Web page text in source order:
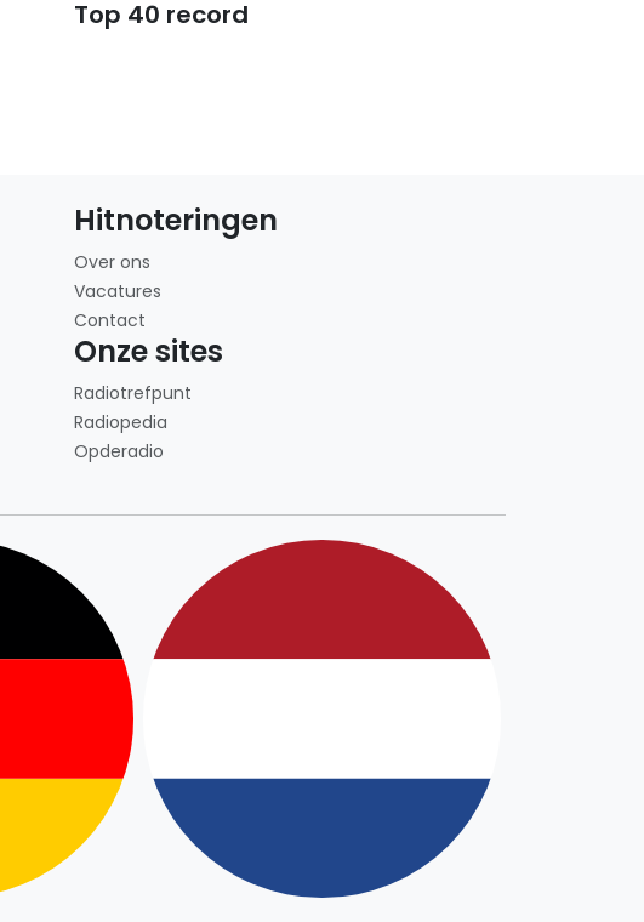
Top 40 record
Hitnoteringen
Over ons
Vacatures
Contact
Onze sites
Radiotrefpunt
Radiopedia
Opderadio